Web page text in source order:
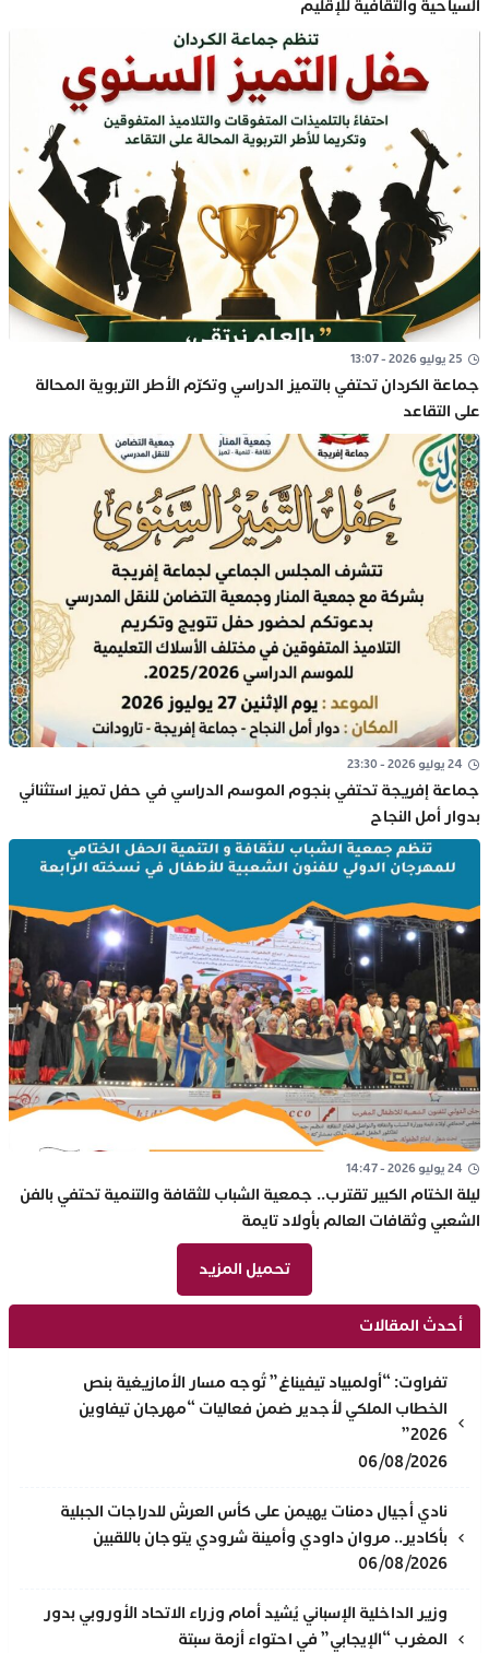
السياحية والثقافية للإقليم
25 يوليو 2026 - 13:07
جماعة الكردان تحتفي بالتميز الدراسي وتكرّم الأطر التربوية المحالة
على التقاعد
24 يوليو 2026 - 23:30
جماعة إفريجة تحتفي بنجوم الموسم الدراسي في حفل تميز استثنائي
بدوار أمل النجاح
24 يوليو 2026 - 14:47
ليلة الختام الكبير تقترب.. جمعية الشباب للثقافة والتنمية تحتفي بالفن
الشعبي وثقافات العالم بأولاد تايمة
تحميل المزيد
أحدث المقالات
تفراوت: “أولمبياد تيفيناغ” تُوجه مسار الأمازيغية بنص
الخطاب الملكي لأجدير ضمن فعاليات “مهرجان تيفاوين
2026”
06/08/2026
نادي أجيال دمنات يهيمن على كأس العرش للدراجات الجبلية
بأكادير.. مروان داودي وأمينة شرودي يتوجان باللقبين
06/08/2026
وزير الداخلية الإسباني يُشيد أمام وزراء الاتحاد الأوروبي بدور
المغرب “الإيجابي” في احتواء أزمة سبتة